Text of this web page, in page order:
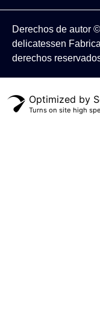
Derechos de autor
delicatessen
derechos
Optimized by
Turns on site high